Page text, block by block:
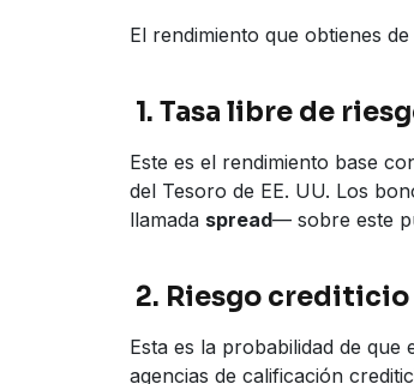
El rendimiento que obtienes
1. Tasa libre de
Este es el rendimiento base
del Tesoro de EE. UU. Los
llamada spread— sobre este
2. Riesgo crediticio
Esta es la probabilidad de
agencias de calificación